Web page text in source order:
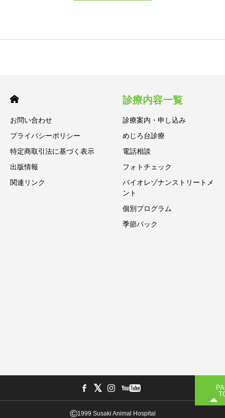
お問い合わせ
プライバシーポリシー
特定商取引法に基づく表示
出版情報
関連リンク
診療内容一覧
診療案内・申し込み
めじろ台診療
電話相談
フォトチェック
バイオレゾナンストリートメ
ント
個別プログラム
季節パック
©1999 Susaki Animal Hospital